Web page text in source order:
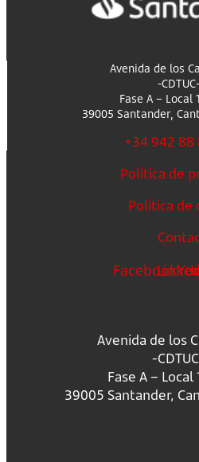
Avenida de los
-CDTUC-
Fase A – Local
39005 Santander,
+34 942 88
Política de
Política de
Facebook
Avenida de los
-
Fase A –
39005 Santander,